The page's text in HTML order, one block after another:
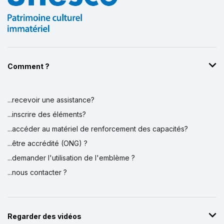
Comment ?
...recevoir une assistance?
...inscrire des éléments?
...accéder au matériel de renforcement des capacités?
...être accrédité (ONG) ?
...demander l'utilisation de l'emblème ?
...nous contacter ?
Regarder des vidéos